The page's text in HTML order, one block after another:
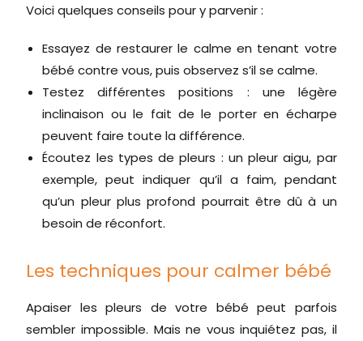
Voici quelques conseils pour y parvenir :
Essayez de restaurer le calme en tenant votre
bébé contre vous, puis observez s’il se calme.
Testez différentes positions : une légère
inclinaison ou le fait de le porter en écharpe
peuvent faire toute la différence.
Écoutez les types de pleurs : un pleur aigu, par
exemple, peut indiquer qu’il a faim, pendant
qu’un pleur plus profond pourrait être dû à un
besoin de réconfort.
Les techniques pour calmer bébé
Apaiser les pleurs de votre bébé peut parfois
sembler impossible. Mais ne vous inquiétez pas, il